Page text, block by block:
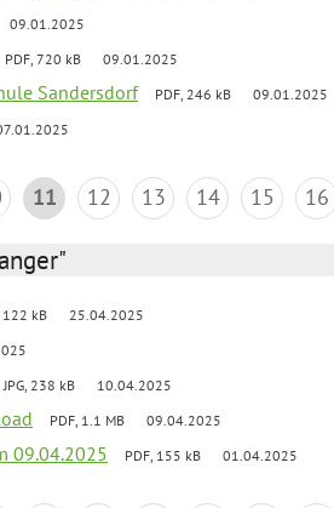
09.01.2025
PDF, 720 kB 09.01.2025
Sandersdorf PDF, 246 kB 09.01.2025
11 12 13 14 15 16
122 kB 25.04.2025
JPG, 238 kB 10.04.2025
PDF, 1.1 MB 09.04.2025
09.04.2025 PDF, 155 kB 01.04.2025